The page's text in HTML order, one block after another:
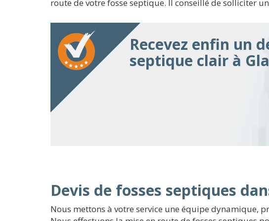
route de votre fosse septique. Il conseillé de solliciter
Recevez enfin un
septique clair à
Devis de fosses septiques
Nous mettons à votre service une équipe dynamique,